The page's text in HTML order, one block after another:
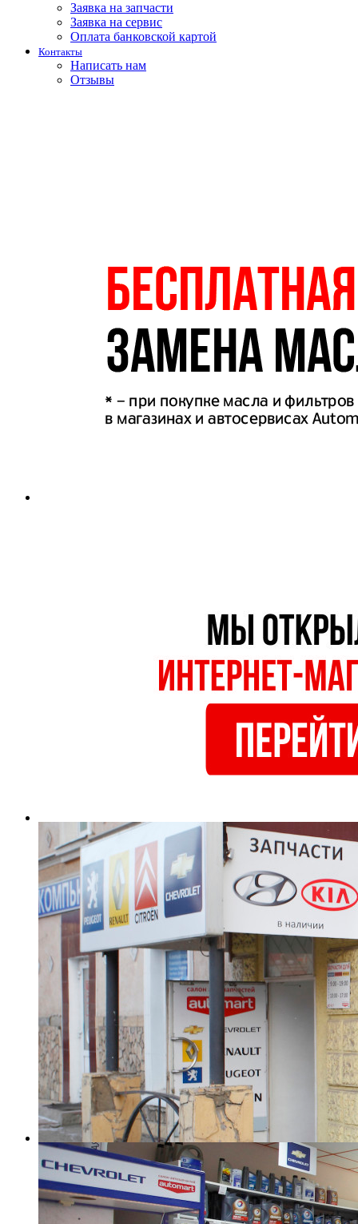
Заявка на запчасти
Заявка на сервис
Оплата банковской картой
Контакты
Написать нам
Отзывы